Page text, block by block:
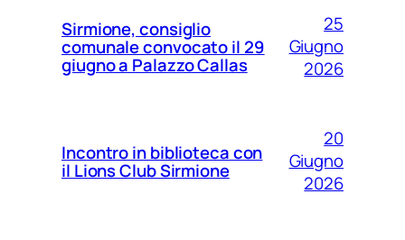
Sirmione, consiglio
comunale convocato il 29
giugno a Palazzo Callas
25
Giugno
2026
Incontro in biblioteca con
il Lions Club Sirmione
20
Giugno
2026